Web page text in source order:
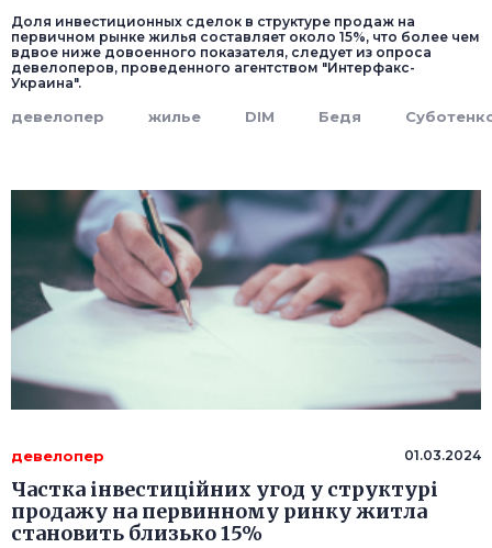
Доля инвестиционных сделок в структуре продаж на
первичном рынке жилья составляет около 15%, что более чем
вдвое ниже довоенного показателя, следует из опроса
девелоперов, проведенного агентством "Интерфакс-
Украина".
девелопер жилье DIM Бедя
девелопер 01.03.2024
Частка інвестиційних угод у структурі
продажу на первинному ринку житла
становить близько 15%